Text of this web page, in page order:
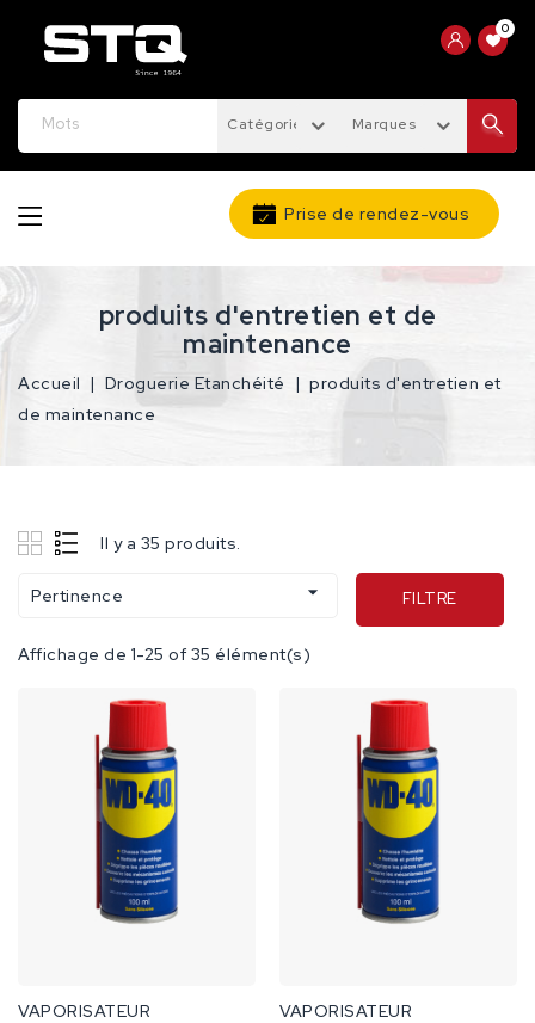
0
Catégories Marques
Prise de rendez-vous
produits d'entretien et de
maintenance
Accueil Droguerie Etanchéité
produits d'entretien et
de maintenance
Il y a 35 produits.
Pertinence  FILTRE
Affichage de 1-25 of 35 élément(s)
VAPORISATEUR
VAPORISATEUR